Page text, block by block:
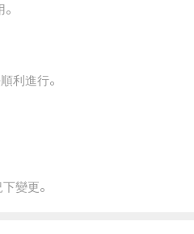
利進行。
變更。